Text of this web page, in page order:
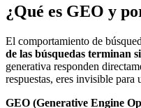
¿Qué es GEO y
El comportamiento de
de las búsquedas terminan
generativa responden
respuestas, eres invisible para
GEO (Generative Engine